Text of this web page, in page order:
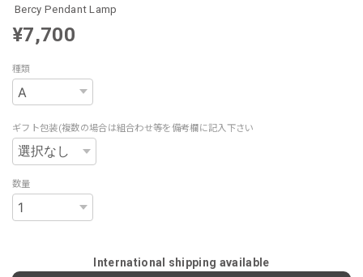
Bercy Pendant Lamp
¥7,700
種類
ギフト包装(複数の場合は組合わせ等を備考欄に記入下さい
数量
International shipping available